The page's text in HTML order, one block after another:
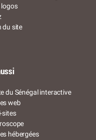
logos
du site
du Sénégal interactive
web
sites
hébergées